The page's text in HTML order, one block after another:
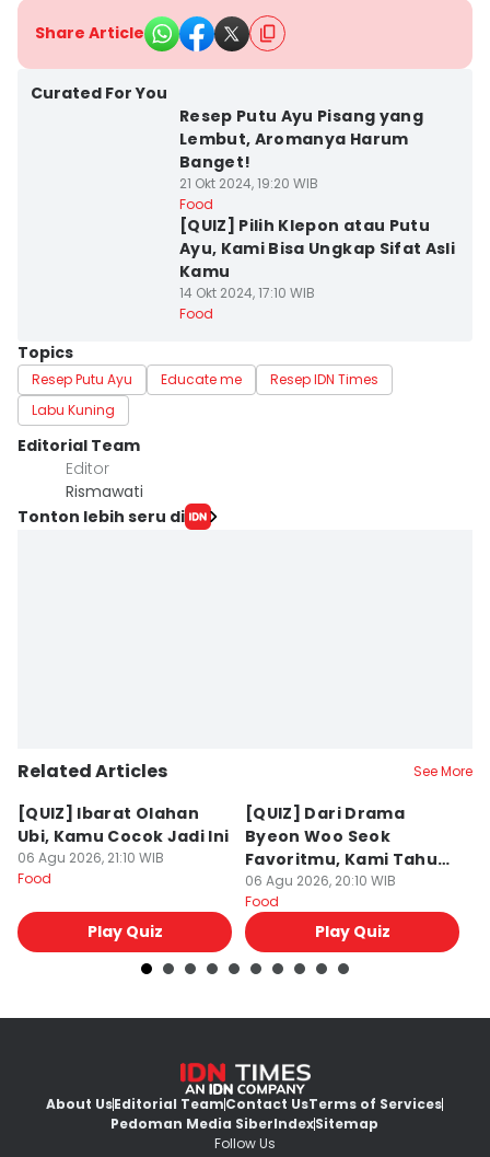
Share Article
Curated For You
Resep Putu Ayu Pisang yang
Lembut, Aromanya Harum
Banget!
21 Okt 2024, 19:20 WIB
Food
[QUIZ] Pilih Klepon atau Putu
Ayu, Kami Bisa Ungkap Sifat Asli
Kamu
14 Okt 2024, 17:10 WIB
Food
Topics
Resep Putu Ayu Educate me
Resep IDN Times
Labu Kuning
Editorial Team
Editor
Rismawati
Tonton lebih seru di
Related Articles See More
[QUIZ] Ibarat Olahan
Ubi, Kamu Cocok Jadi Ini
06 Agu 2026, 21:10 WIB
Food
Play Quiz
[QUIZ] Dari Drama
Byeon Woo Seok
Favoritmu, Kami Tahu
Makanan yang Cocok
untukmu
06 Agu 2026, 20:10 WIB
Food
Play Quiz
About UsEditorial TeamContact UsTerms of Services
Pedoman Media SiberIndexSitemap
Follow Us